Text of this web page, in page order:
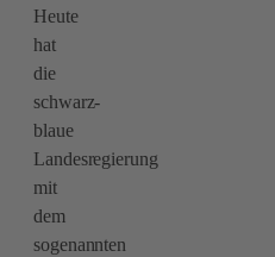
Heute
hat
die
schwarz-
blaue
Landesregierung
mit
dem
sogenannten